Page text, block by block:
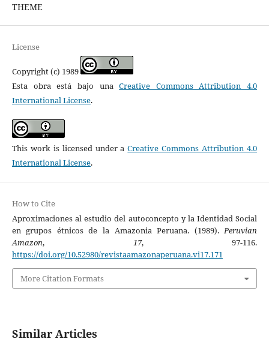
THEME
License
Copyright (c) 1989
Esta obra está bajo unaCreative Commons Attribution 4.0
International License.
This work is licensed under aCreative Commons Attribution 4.0
International License.
How to Cite
Aproximaciones al estudio del autoconcepto y la Identidad Social
en grupos étnicos de la Amazonia Peruana. (1989).Peruvian
Amazon, 17, 97-116.
https://doi.org/10.52980/revistaamazonaperuana.vi17.171
More Citation Formats
Similar Articles